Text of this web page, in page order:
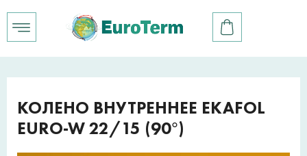
КОЛЕНО ВНУТРЕННЕЕ EKAFOL
EURO-W 22/15 (90°)